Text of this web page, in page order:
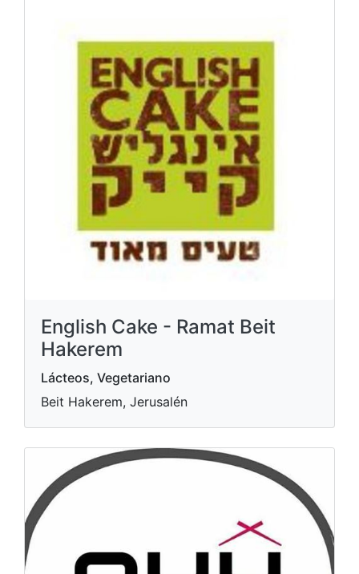
English Cake - Ramat Beit
Hakerem
Lácteos, Vegetariano
Beit Hakerem, Jerusalén